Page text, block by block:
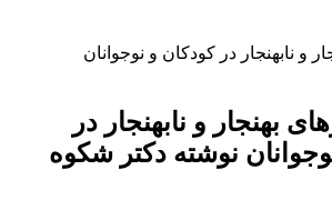
بهنجار و نابهنجار در
نوشته دکتر شکوه